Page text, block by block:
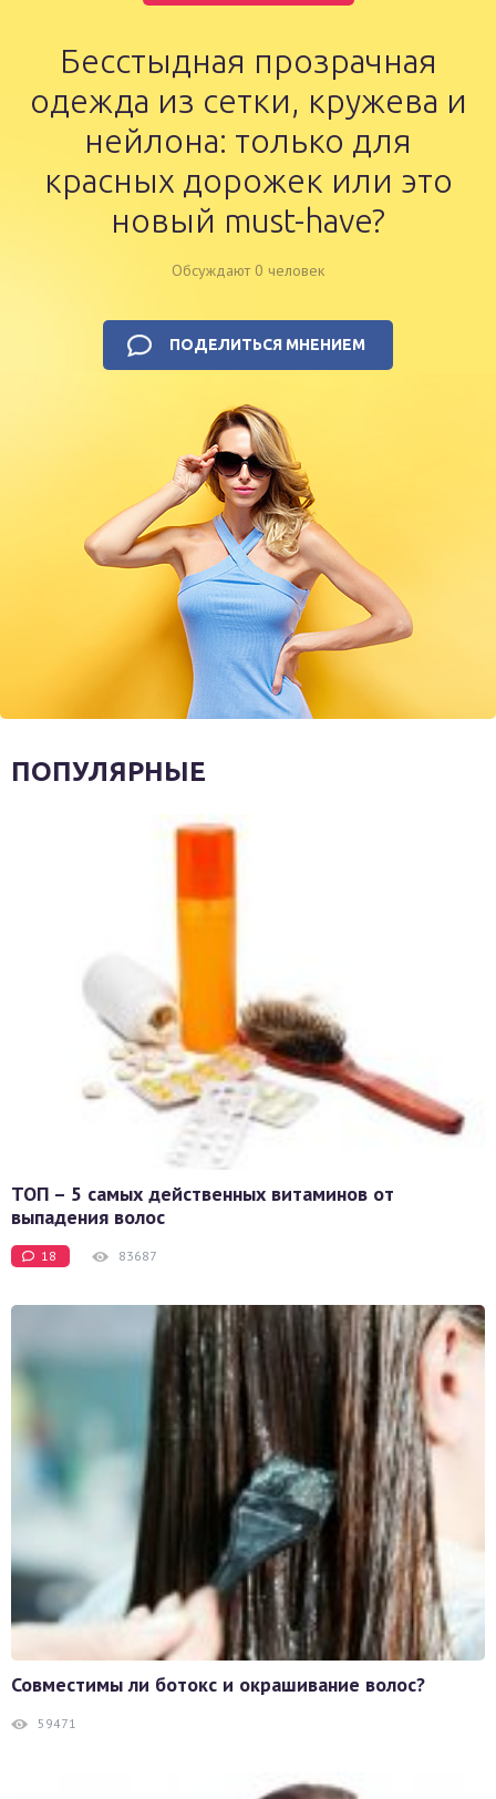
Бесстыдная прозрачная
одежда из сетки, кружева и
нейлона: только для
красных дорожек или это
новый must-have?
Обсуждают 0 человек
ПОДЕЛИТЬСЯ МНЕНИЕМ
ПОПУЛЯРНЫЕ
ТОП – 5 самых действенных витаминов от
выпадения волос
18 83687
Совместимы ли ботокс и окрашивание волос?
59471